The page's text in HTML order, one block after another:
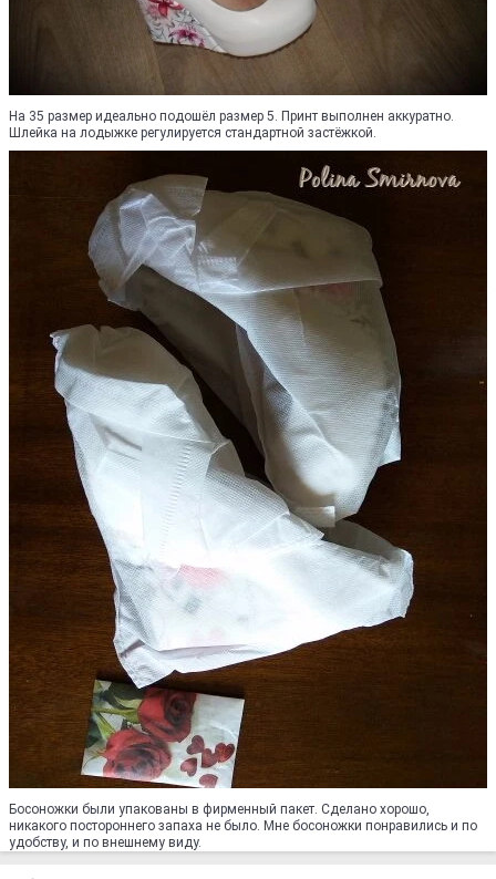
На 35 размер идеально подошёл размер 5. Принт выполнен аккуратно.
Шлейка на лодыжке регулируется стандартной застёжкой.
Босоножки были упакованы в фирменный пакет. Сделано хорошо,
никакого постороннего запаха не было. Мне босоножки понравились и по
удобству, и по внешнему виду.